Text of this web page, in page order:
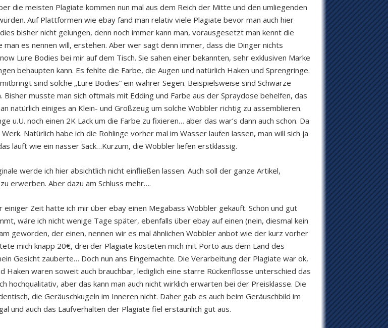
die meisten Plagiate kommen nun mal aus dem Reich der Mitte und den umliegenden
Auf Plattformen wie ebay fand man relativ viele Plagiate bevor man auch hier
bisher nicht gelungen, denn noch immer kann man, vorausgesetzt man kennt die
man es nennen will, erstehen. Aber wer sagt denn immer, dass die Dinger nichts
Lure Bodies bei mir auf dem Tisch. Sie sahen einer bekannten, sehr exklusiven Marke
behaupten kann. Es fehlte die Farbe, die Augen und natürlich Haken und Sprengringe.
sind solche „Lure Bodies“ ein wahrer Segen. Beispielsweise sind Schwarze
musste man sich oftmals mit Edding und Farbe aus der Spraydose behelfen, das
natürlich einiges an Klein- und Großzeug um solche Wobbler richtig zu assemblieren.
u.U. noch einen 2K Lack um die Farbe zu fixieren… aber das war’s dann auch schon. Da
Natürlich habe ich die Rohlinge vorher mal im Wasser laufen lassen, man will sich ja
läuft wie ein nasser Sack…Kurzum, die Wobbler liefen erstklassig.
werde ich hier absichtlich nicht einfließen lassen. Auch soll der ganze Artikel,
erwerben. Aber dazu am Schluss mehr….
Zeit hatte ich mir über ebay einen Megabass Wobbler gekauft. Schön und gut
wäre ich nicht wenige Tage später, ebenfalls über ebay auf einen (nein, diesmal kein
geworden, der einen, nennen wir es mal ähnlichen Wobbler anbot wie der kurz vorher
mich knapp 20€, drei der Plagiate kosteten mich mit Porto aus dem Land des
Gesicht zauberte… Doch nun ans Eingemachte. Die Verarbeitung der Plagiate war ok,
Haken waren soweit auch brauchbar, lediglich eine starre Rückenflosse unterschied das
hochqualitativ, aber das kann man auch nicht wirklich erwarten bei der Preisklasse. Die
die Geräuschkugeln im Inneren nicht. Daher gab es auch beim Geräuschbild im
und auch das Laufverhalten der Plagiate fiel erstaunlich gut aus.